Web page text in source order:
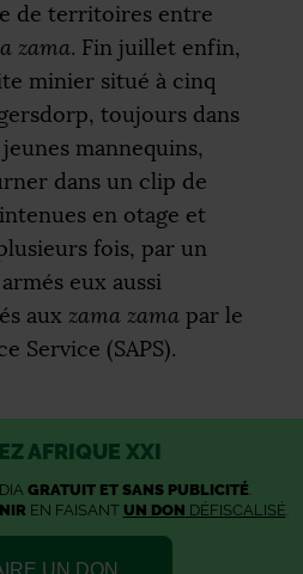
de territoires entre
zama. Fin juillet enfin,
minier situé à cinq
toujours dans
mannequins,
dans un clip de
en otage et
fois, par un
eux aussi
aux zama zama par le
Service (SAPS).
AFRIQUE XXI
GRATUIT ET SANS PUBLICITÉ.
EN FAISANT UN DON DÉFISCALISÉ
UN DON